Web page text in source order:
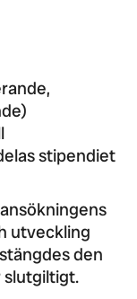
stipendiet
utveckling
den
slutgiltigt.